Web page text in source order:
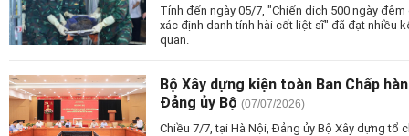
Tính đến ngày 05/7, "Chiến dịch 500 ngày
xác định danh tính hài cốt liệt sĩ" đã đạt nhiều
quan.
Bộ Xây dựng kiện toàn Ban Chấp
Đảng ủy Bộ (07/07/2026)
Chiều 7/7, tại Hà Nội, Đảng ủy Bộ Xây dựng tổ